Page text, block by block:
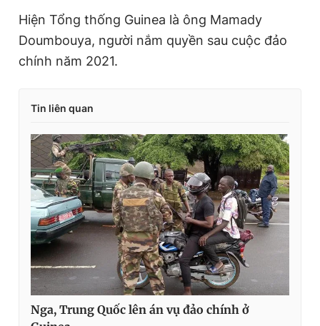
Hiện Tổng thống Guinea là ông Mamady
Doumbouya, người nắm quyền sau cuộc đảo
chính năm 2021.
Tin liên quan
Nga, Trung Quốc lên án vụ đảo chính ở